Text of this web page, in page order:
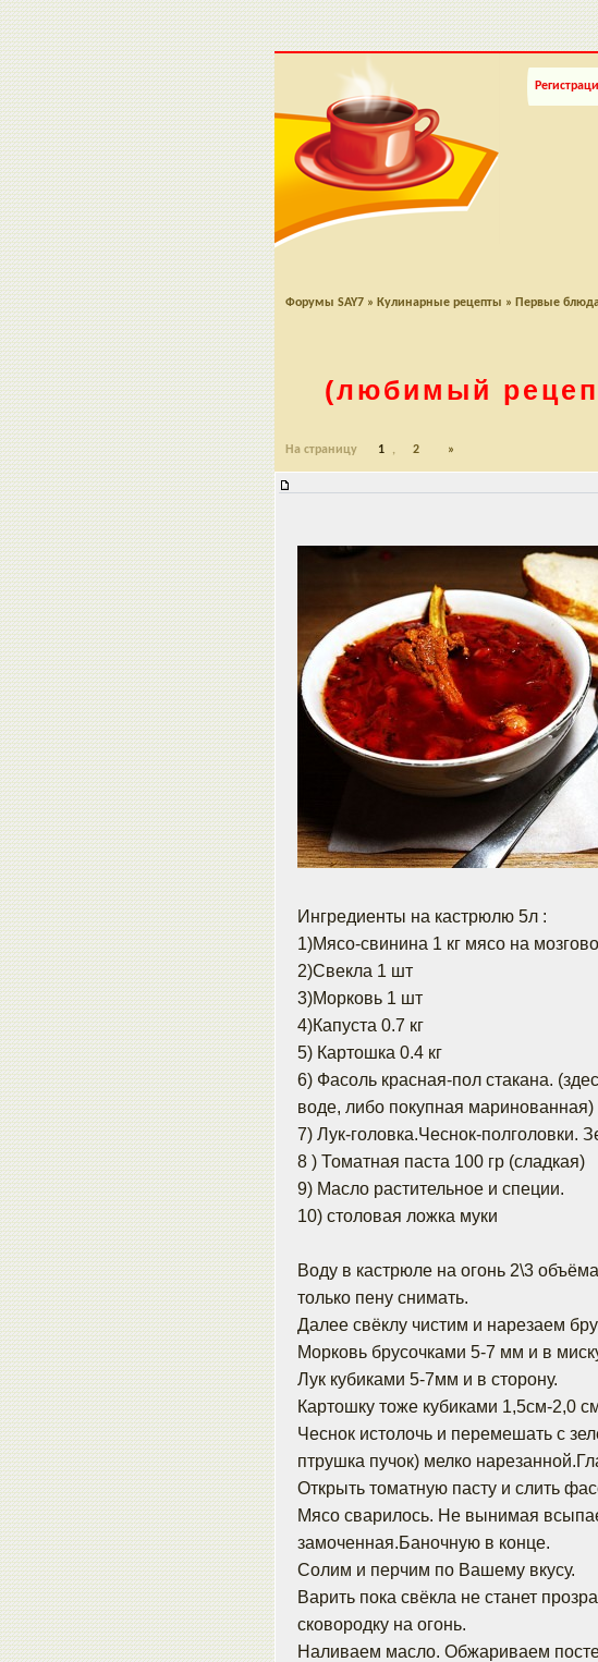
Форумы SAY7 » Кулинарные рецепты » Первые
(любимый
На страницу 1 , 2 »
Ингредиенты на кастрюлю 5л :
1)Мясо-свинина 1 кг мясо на
2)Свекла 1 шт
3)Морковь 1 шт
4)Капуста 0.7 кг
5) Картошка 0.4 кг
6) Фасоль красная-пол стакана.
воде, либо покупная маринованная)
7) Лук-головка.Чеснок-полголовки.
8 ) Томатная паста 100 гр (сладкая)
9) Масло растительное и специи.
10) столовая ложка муки
Воду в кастрюле на огонь 2\3
только пену снимать.
Далее свёклу чистим и нарезаем
Морковь брусочками 5-7 мм и в
Лук кубиками 5-7мм и в сторону.
Картошку тоже кубиками 1,5см-2,0
Чеснок истолочь и перемешать с
птрушка пучок) мелко
Открыть томатную пасту и слить
Мясо сварилось. Не вынимая
замоченная.Баночную в конце.
Солим и перчим по Вашему вкусу.
Варить пока свёкла не станет
сковородку на огонь.
Наливаем масло. Обжариваем